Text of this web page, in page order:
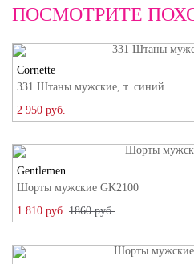
ПОСМОТРИТЕ
Cornette
331 Штаны мужские, т. синий
2 950 руб.
Gentlemen
Шорты мужские GK2100
1 810 руб. 1860 руб.